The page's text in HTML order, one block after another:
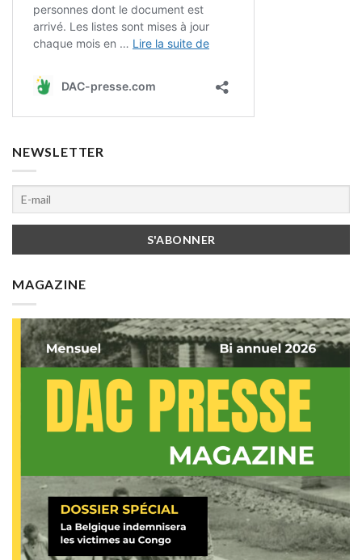
NEWSLETTER
MAGAZINE